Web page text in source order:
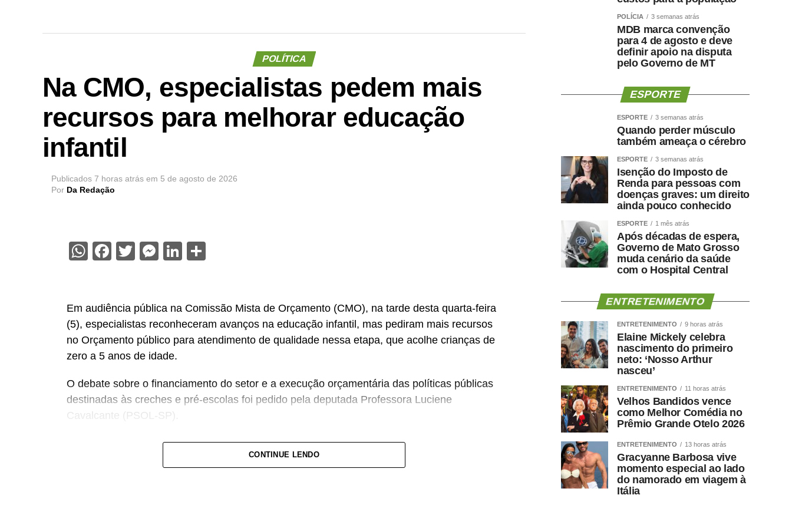
POLÍTICA
Na CMO, especialistas pedem mais
recursos para melhorar educação
infantil
Publicados 7 horas atrás em 5 de agosto de 2026
Por Da Redação
WhatsApp
Facebook
TwitterMessenger
LinkedIn
Em audiência pública na Comissão Mista de Orçamento (CMO), na tarde desta quarta-feira
(5), especialistas reconheceram avanços na educação infantil, mas pediram mais recursos
no Orçamento público para atendimento de qualidade nessa etapa, que acolhe crianças de
zero a 5 anos de idade.
O debate sobre o financiamento do setor e a execução orçamentária das políticas públicas
destinadas às creches e pré-escolas foi pedido pela deputada Professora Luciene
Cavalcante (PSOL-SP).
— Estamos aqui pensando e discutindo o Orçamento do Brasil, e precisamos de mais
recursos para a educação infantil — declarou a deputada, defendendo mecanismos de
CONTINUE LENDO
POLÍCIA 3 semanas atrás
MDB marca convenção
para 4 de agosto e deve
definir apoio na disputa
pelo Governo de MT
ESPORTE
ESPORTE 3 semanas atrás
Quando perder músculo
também ameaça o cérebro
ESPORTE 3 semanas atrás
Isenção do Imposto de
Renda para pessoas com
doenças graves: um direito
ainda pouco conhecido
ESPORTE 1 mês atrás
Após décadas de espera,
Governo de Mato Grosso
muda cenário da saúde
com o Hospital Central
ENTRETENIMENTO
ENTRETENIMENTO 9 horas atrás
Elaine Mickely celebra
nascimento do primeiro
neto: ‘Nosso Arthur
nasceu’
ENTRETENIMENTO 11 horas atrás
Velhos Bandidos vence
como Melhor Comédia no
Prêmio Grande Otelo 2026
ENTRETENIMENTO 13 horas atrás
Gracyanne Barbosa vive
momento especial ao lado
do namorado em viagem à
Itália